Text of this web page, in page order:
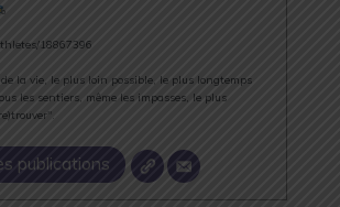
18867396
la vie, le plus loin possible, le plus longtemps
les sentiers, même les impasses, le plus
publications